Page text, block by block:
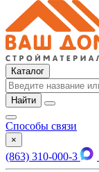
Каталог
Найти
Способы связи
×
(863) 310-000-3